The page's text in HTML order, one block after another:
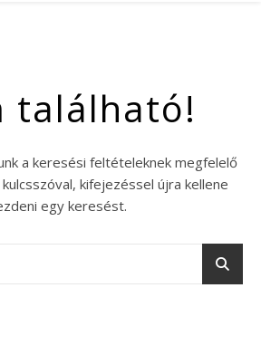
található!
a keresési feltételeknek megfelelő
kifejezéssel újra kellene
egy keresést.